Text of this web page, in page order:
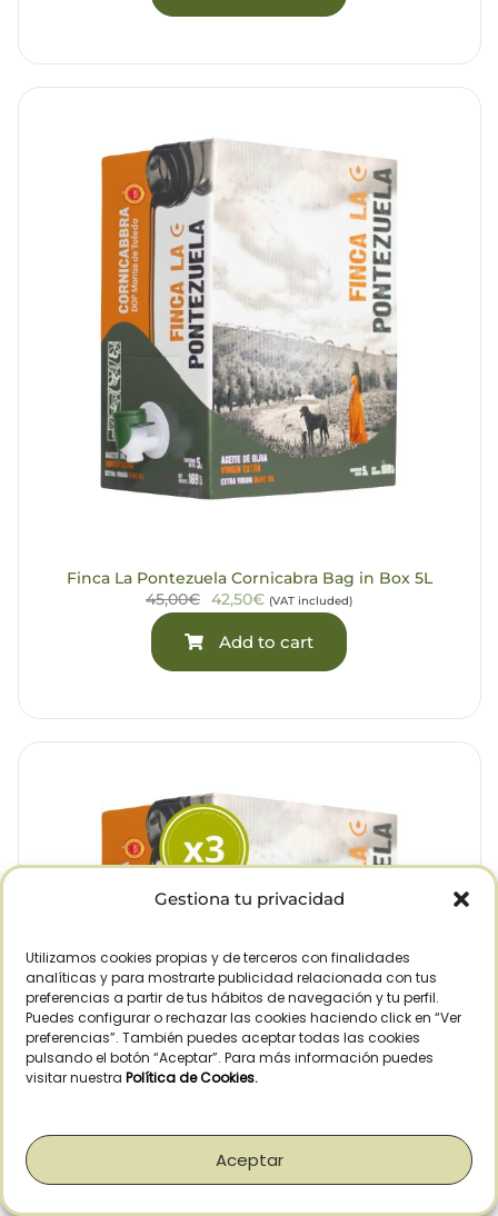
Gestiona tu privacidad
Utilizamos cookies propias y de terceros con finalidades
analíticas y para mostrarte publicidad relacionada con tus
preferencias a partir de tus hábitos de navegación y tu perfil.
Puedes configurar o rechazar las cookies haciendo click en “Ver
preferencias”. También puedes aceptar todas las cookies
pulsando el botón “Aceptar”. Para más información puedes
visitar nuestra Política de Cookies.
Aceptar
Finca La Pontezuela Cornicabra Bag in Box 5L
45,00€ 42,50€ (VAT included)
Add to cart